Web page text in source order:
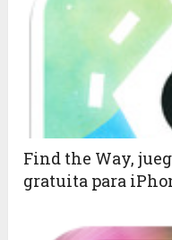
Find the Way,
gratuita para